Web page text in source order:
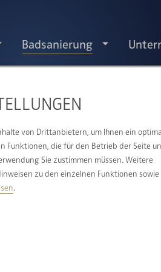
von Drittanbietern, um Ihnen ein
Funktionen, die für den Betrieb der Seite
Sie zustimmen müssen. Weitere
zu den einzelnen Funktionen sowie
.
Badsanierung
SIND WIR
oder barrierefrei – wir
in Frage? Beides ist für uns